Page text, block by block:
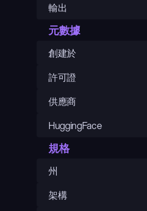
輸出
元數據
創建於
許可證
供應商
HuggingFace
規格
州
架構